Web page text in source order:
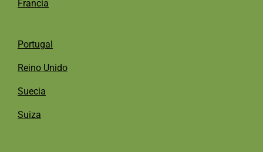
Francia
Portugal
Reino Unido
Suecia
Suiza